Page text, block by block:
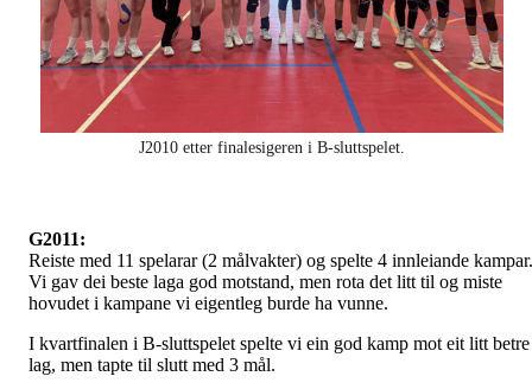
J2010 etter finalesigeren i B-sluttspelet.
G2011:
Reiste med 11 spelarar (2 målvakter) og spelte 4 innleiande kampar.
Vi gav dei beste laga god motstand, men rota det litt til og miste
hovudet i kampane vi eigentleg burde ha vunne.
I kvartfinalen i B-sluttspelet spelte vi ein god kamp mot eit litt betre
lag, men tapte til slutt med 3 mål.